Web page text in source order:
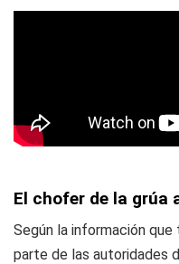
El chofer de la grúa
Según la información
parte de las autoridades